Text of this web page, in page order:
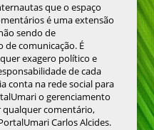
que o espaço
é uma extensão
sendo de
de comunicação. É
exagero político e
de cada
conta na rede social para
o gerenciamento
qualquer comentário,
Carlos Alcides.